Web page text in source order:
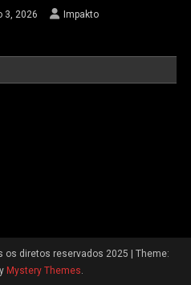
3, 2026 Impakto
os diretos reservados 2025 | Theme:
Mystery Themes